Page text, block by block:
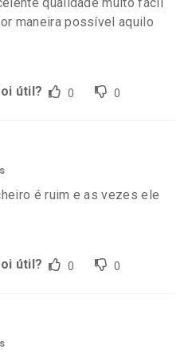
maneira possível aquilo
útil? 0 0
é ruim e as vezes ele
útil? 0 0